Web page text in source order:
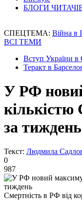
БЛОГИ
СПЕЦТЕМА: Війна в
ВСІ ТЕМИ
Вступ України
Теракт в
У РФ
за тиждень
Текст: Людмила
0
987
Смертність в РФ від